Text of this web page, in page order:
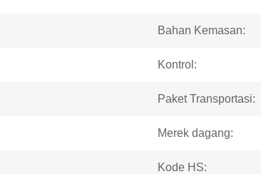
Bahan Kemasan:
Kontrol:
Paket Transportasi:
Merek dagang:
Kode HS: